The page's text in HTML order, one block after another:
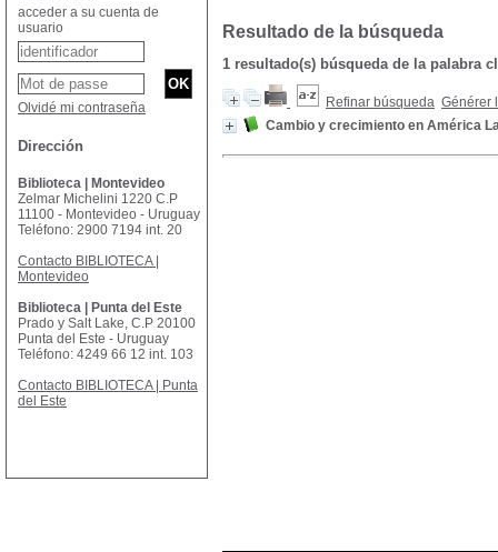
Resultado de la búsqueda
1 resultado(s) búsqueda de la palabra
Refinar búsqueda Générer
Cambio y crecimiento en América
acceder a su cuenta de
usuario
Olvidé mi contraseña
Dirección
Biblioteca | Montevideo
Zelmar Michelini 1220 C.P
11100 - Montevideo - Uruguay
Teléfono: 2900 7194 int. 20
Contacto BIBLIOTECA |
Montevideo
Biblioteca | Punta del Este
Prado y Salt Lake, C.P 20100
Punta del Este - Uruguay
Teléfono: 4249 66 12 int. 103
Contacto BIBLIOTECA | Punta
del Este